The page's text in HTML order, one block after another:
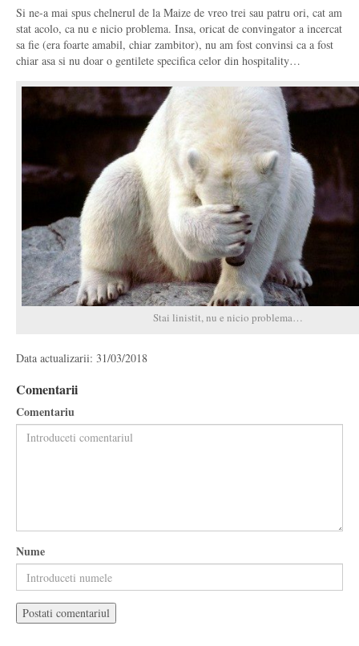
Si ne-a mai spus chelnerul de la Maize de vreo trei sau patru ori, cat am
stat acolo, ca nu e nicio problema. Insa, oricat de convingator a incercat
sa fie (era foarte amabil, chiar zambitor), nu am fost convinsi ca a fost
chiar asa si nu doar o gentilete specifica celor din hospitality…
Stai linistit, nu e nicio problema…
Data actualizarii: 31/03/2018
Comentarii
Comentariu
Nume